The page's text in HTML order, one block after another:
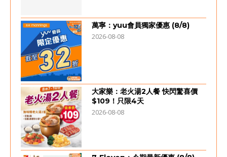
萬寧：yuu會員獨家優惠 (8/8)
2026-08-08
大家樂：老火湯2人餐 快閃驚喜價
$109！只限4天
2026-08-08